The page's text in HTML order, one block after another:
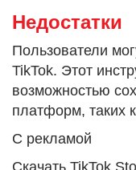
Недостатки
Пользователи
TikTok. Этот
возможностью
платформ, таких
С рекламой